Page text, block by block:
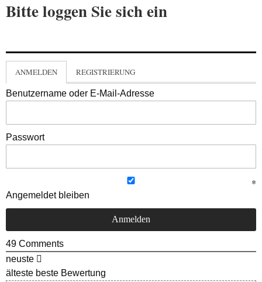
Bitte loggen Sie sich ein
ANMELDEN REGISTRIERUNG
Benutzername oder E-Mail-Adresse
Passwort
Angemeldet bleiben
49 Comments
neuste
älteste beste Bewertung